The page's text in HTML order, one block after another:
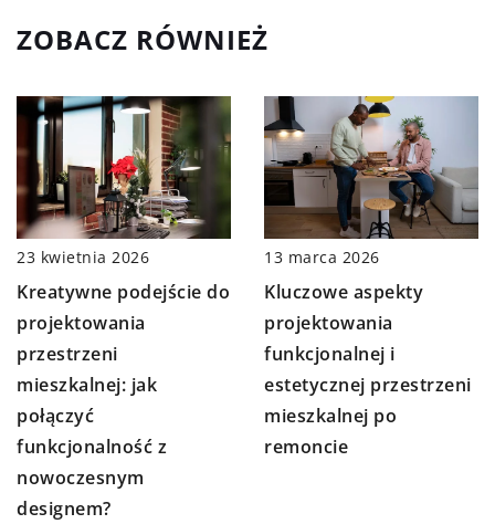
ZOBACZ RÓWNIEŻ
23 kwietnia 2026
Kreatywne podejście do
projektowania
przestrzeni
mieszkalnej: jak
połączyć
funkcjonalność z
nowoczesnym
designem?
13 marca 2026
Kluczowe aspekty
projektowania
funkcjonalnej i
estetycznej przestrzeni
mieszkalnej po
remoncie